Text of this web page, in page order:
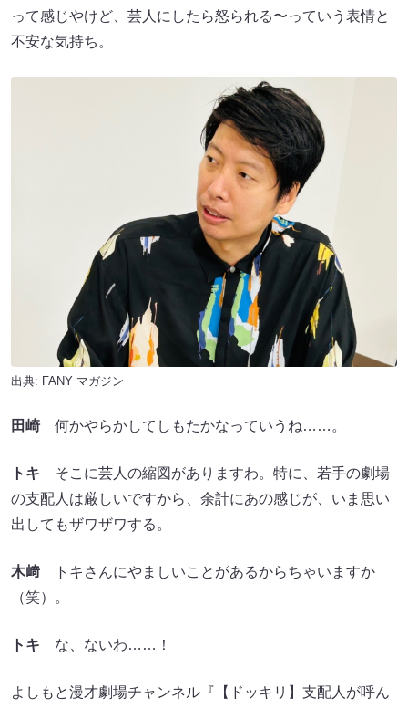
って感じやけど、芸人にしたら怒られる〜っていう表情と
不安な気持ち。
出典: FANY マガジン
田崎何かやらかしてしもたかなっていうね……。
トキ そこに芸人の縮図がありますわ。特に、若手の劇場
の支配人は厳しいですから、余計にあの感じが、いま思い
出してもザワザワする。
木﨑 トキさんにやましいことがあるからちゃいますか
（笑）。
トキ な、ないわ……！
よしもと漫才劇場チャンネル『【ドッキリ】支配人が呼ん